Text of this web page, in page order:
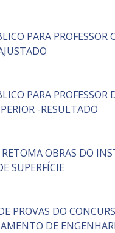
PARA PROFESSOR
PARA PROFESSOR
-RESULTADO
OBRAS DO
SUPERFÍCIE
PROVAS DO
DE